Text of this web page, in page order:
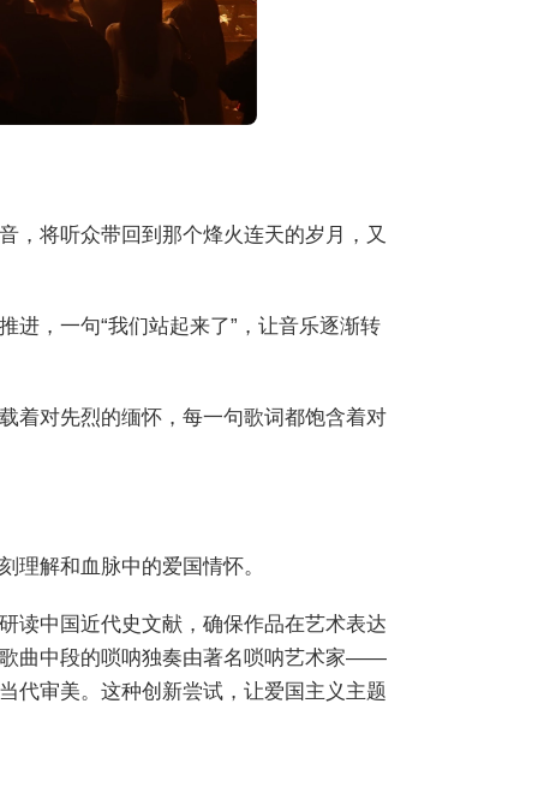
，将听众带回到那个烽火连天的岁月，又
进，一句“我们站起来了”，让音乐逐渐转
着对先烈的缅怀，每一句歌词都饱含着对
理解和血脉中的爱国情怀。
读中国近代史文献，确保作品在艺术表达
曲中段的唢呐独奏由著名唢呐艺术家——
代审美。这种创新尝试，让爱国主义主题